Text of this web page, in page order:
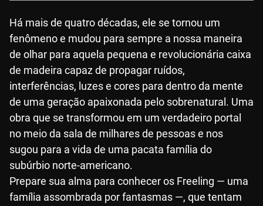
Há mais de quatro décadas, ele se tornou um
fenômeno e mudou para sempre a nossa maneira
de olhar para aquela pequena e revolucionária caixa
de madeira capaz de propagar ruídos,
interferências, luzes e cores para dentro da mente
de uma geração apaixonada pelo sobrenatural. Uma
obra que se transformou em um verdadeiro portal
no meio da sala de milhares de pessoas e nos
sugou para a vida de uma pacata família do
subúrbio norte-americano.
Prepare sua alma para conhecer os Freeling — uma
família assombrada por fantasmas —, que tentam